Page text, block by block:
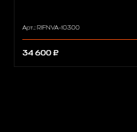
Арт.: RIFNVA-10300
34 600 ₽